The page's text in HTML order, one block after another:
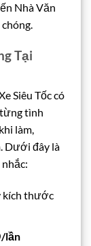
Nhà Văn
Tại
Siêu Tốc có
tình
làm,
Dưới đây là
kích thước
lần